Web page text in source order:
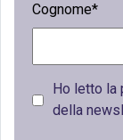
Cognome*
Ho letto la
della